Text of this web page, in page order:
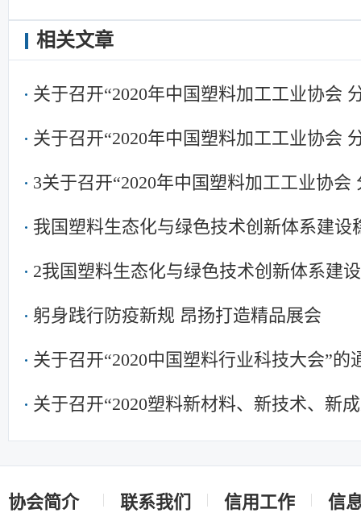
相关文章
关于召开“2020年中国塑料加工工业协会
关于召开“2020年中国塑料加工工业协会
3关于召开“2020年中国塑料加工工业协
我国塑料生态化与绿色技术创新体系建设
2我国塑料生态化与绿色技术创新体系建
躬身践行防疫新规 昂扬打造精品展会
关于召开“2020中国塑料行业科技大会”的
关于召开“2020塑料新材料、新技术、新
料/化工研究院所发展论坛 暨中国塑协专
知
协会简介
联系我们 信用工作 信